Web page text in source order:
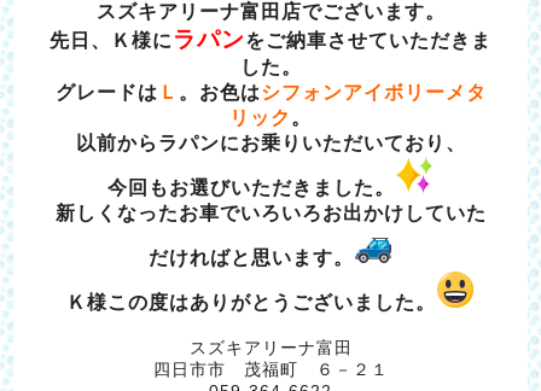
スズキアリーナ富田店でございます。
先日、Ｋ様に ラパンをご納車させていただきま
した。
グレードは Ｌ 。お色はシフォンアイボリーメタ
リック 。
以前からラパンにお乗りいただいており、
今回もお選びいただきました。
新しくなったお車でいろいろお出かけしていた
だければと思います。
Ｋ様この度はありがとうございました。
スズキアリーナ富田
四日市市 茂福町 ６－２１